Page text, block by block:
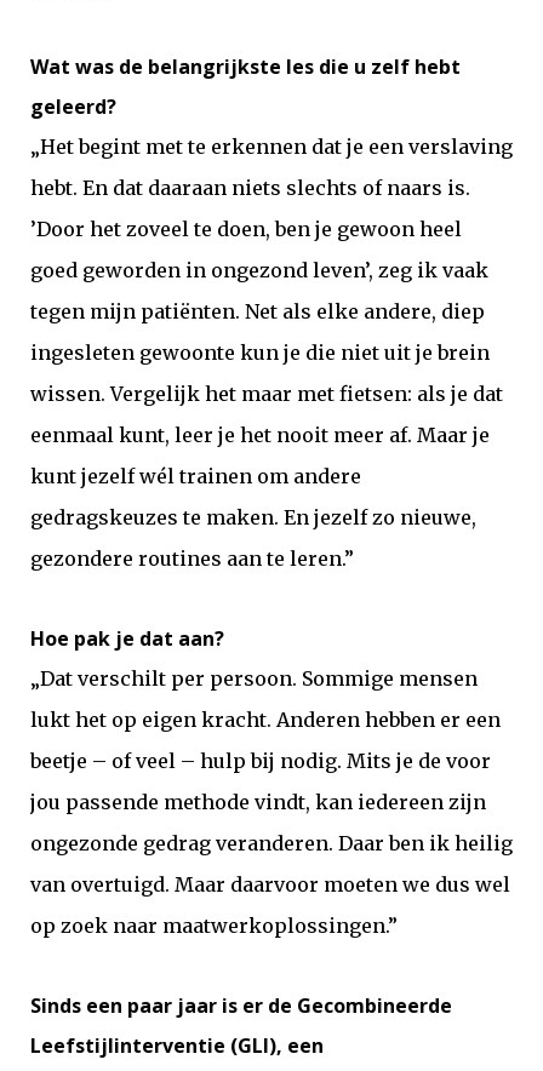
Wat was de belangrijkste les die u zelf hebt
geleerd?
„Het begint met te erkennen dat je een verslaving
hebt. En dat daaraan niets slechts of naars is.
’Door het zoveel te doen, ben je gewoon heel
goed geworden in ongezond leven’, zeg ik vaak
tegen mijn patiënten. Net als elke andere, diep
ingesleten gewoonte kun je die niet uit je brein
wissen. Vergelijk het maar met fietsen: als je dat
eenmaal kunt, leer je het nooit meer af. Maar je
kunt jezelf wél trainen om andere
gedragskeuzes te maken. En jezelf zo nieuwe,
gezondere routines aan te leren.”
Hoe pak je dat aan?
„Dat verschilt per persoon. Sommige mensen
lukt het op eigen kracht. Anderen hebben er een
beetje – of veel – hulp bij nodig. Mits je de voor
jou passende methode vindt, kan iedereen zijn
ongezonde gedrag veranderen. Daar ben ik heilig
van overtuigd. Maar daarvoor moeten we dus wel
op zoek naar maatwerkoplossingen.”
Sinds een paar jaar is er de Gecombineerde
Leefstijlinterventie (GLI), een